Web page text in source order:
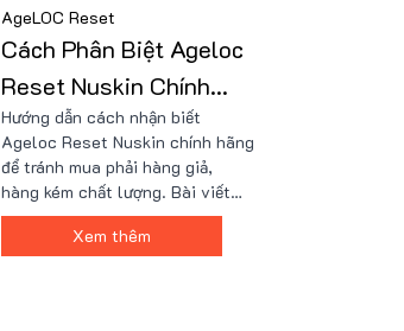
AgeLOC Reset
Cách Phân Biệt Ageloc
Reset Nuskin Chính
Hãng
Hướng dẫn cách nhận biết
Ageloc Reset Nuskin chính hãng
để tránh mua phải hàng giả,
hàng kém chất lượng. Bài viết
hướng dẫn cách kiểm tra bao bì,
mã số lô, viên uống để phân biệt
Xem thêm